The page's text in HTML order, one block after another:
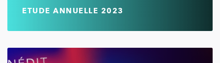
ETUDE ANNUELLE 2023